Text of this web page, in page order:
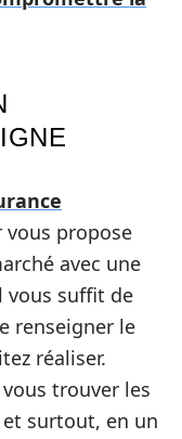
vous propose
avec une
vous suffit de
renseigner le
réaliser.
trouver les
surtout, en un